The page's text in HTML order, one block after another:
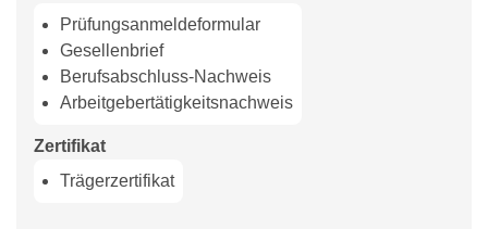
Prüfungsanmeldeformular
Gesellenbrief
Berufsabschluss-Nachweis
Arbeitgebertätigkeitsnachweis
Zertifikat
Trägerzertifikat